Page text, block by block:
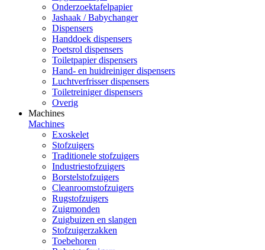
Onderzoektafelpapier
Jashaak / Babychanger
Dispensers
Handdoek dispensers
Poetsrol dispensers
Toiletpapier dispensers
Hand- en huidreiniger dispensers
Luchtverfrisser dispensers
Toiletreiniger dispensers
Overig
Machines
Machines
Exoskelet
Stofzuigers
Traditionele stofzuigers
Industriestofzuigers
Borstelstofzuigers
Cleanroomstofzuigers
Rugstofzuigers
Zuigmonden
Zuigbuizen en slangen
Stofzuigerzakken
Toebehoren